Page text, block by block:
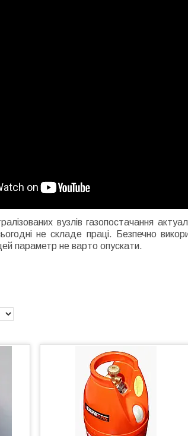
вузлів газопостачання
не складе праці. Безпечно
цей параметр не варто опускати.